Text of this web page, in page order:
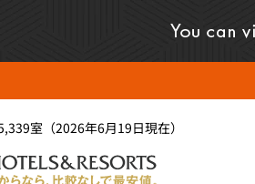
室（2026年6月19日現在）